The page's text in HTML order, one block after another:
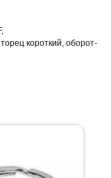
короткий, оборот-